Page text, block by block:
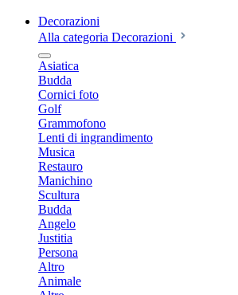
Decorazioni
Alla categoria Decorazioni
Asiatica
Budda
Cornici foto
Golf
Grammofono
Lenti di ingrandimento
Musica
Restauro
Manichino
Scultura
Budda
Angelo
Justitia
Persona
Altro
Animale